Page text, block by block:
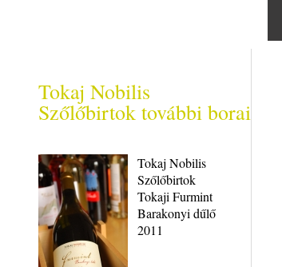
Tokaj Nobilis
Szőlőbirtok további borai
Tokaj Nobilis
Szőlőbirtok
Tokaji Furmint
Barakonyi dűlő
2011